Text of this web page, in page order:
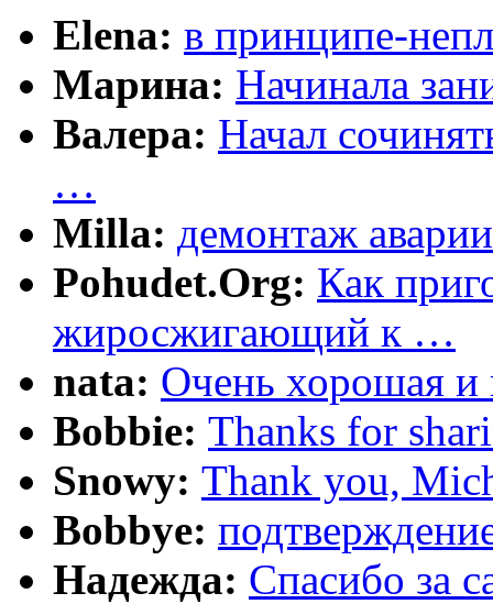
Elena: в принципе-
Марина: Начинала
Валера: Начал
…
Milla: демонтаж
Pohudet.Org: Как
жиросжигающий к …
nata: Очень хорошая и
Bobbie: Thanks for
Snowy: Thank you,
Bobbye:
Надежда: Cпасибо за